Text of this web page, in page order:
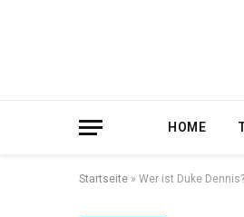
HOME
Startseite » Wer ist Duke